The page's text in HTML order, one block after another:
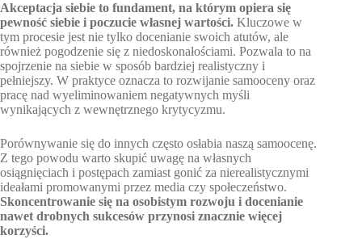
Akceptacja siebie to fundament, na którym opiera się
pewność siebie i poczucie własnej wartości. Kluczowe w
tym procesie jest nie tylko docenianie swoich atutów, ale
również pogodzenie się z niedoskonałościami. Pozwala to na
spojrzenie na siebie w sposób bardziej realistyczny i
pełniejszy. W praktyce oznacza to rozwijanie samooceny oraz
pracę nad wyeliminowaniem negatywnych myśli
wynikających z wewnętrznego krytycyzmu.
Porównywanie się do innych często osłabia naszą samoocenę.
Z tego powodu warto skupić uwagę na własnych
osiągnięciach i postępach zamiast gonić za nierealistycznymi
ideałami promowanymi przez media czy społeczeństwo.
Skoncentrowanie się na osobistym rozwoju i docenianie
nawet drobnych sukcesów przynosi znacznie więcej
korzyści.